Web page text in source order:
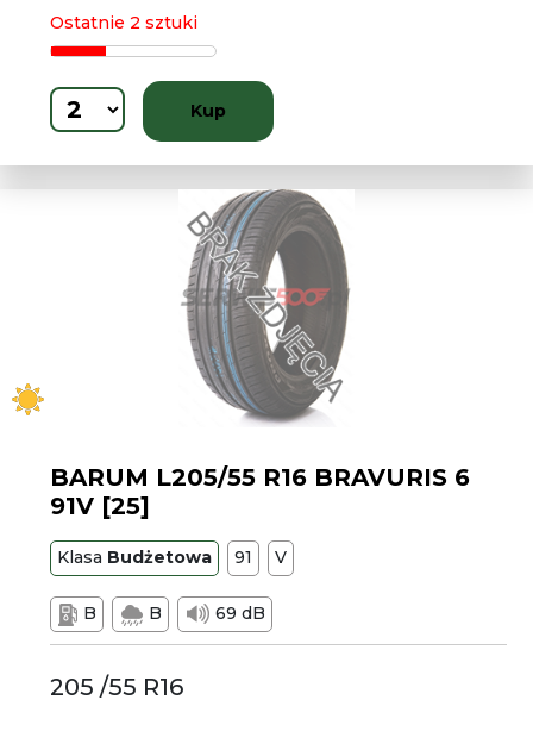
Ostatnie 2 sztuki
Kup
BARUM L205/55 R16 BRAVURIS 6
91V [25]
Klasa Budżetowa 91 V
B B 69 dB
205 /55 R16